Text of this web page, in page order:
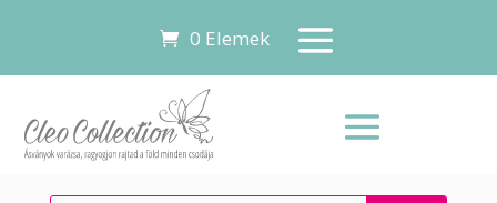
0 Elemek